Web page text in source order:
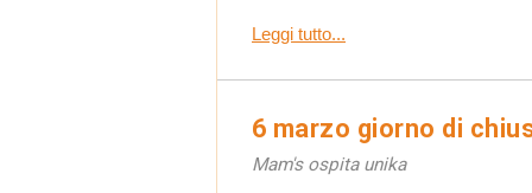
Leggi tutto...
6 marzo giorno di
Mam's ospita unika